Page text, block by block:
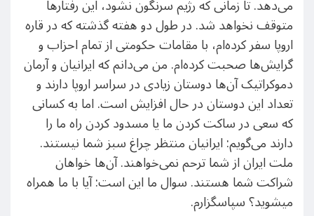
می‌دهد. تا زمانی که رژیم سرنگون نشود، این رفتارها
متوقف نخواهد شد. در طول دو هفته گذشته که در قاره
اروپا سفر کرده‌ام، با مقامات حکومتی از تمام احزاب و
گرایش‌ها صحبت کرده‌ام. من می‌دانم که ایرانیان و آرمان
دموکراتیک آن‌ها دوستان زیادی در سراسر اروپا دارند و
تعداد این دوستان در حال افزایش است. اما به کسانی
که سعی در ساکت کردن ما یا مسدود کردن راه ما را
دارند می‌گویم: ایرانیان منتظر چراغ سبز شما نیستند.
ملت ایران از شما ترحم نمی‌خواهند. آن‌ها خواهان
شراکت شما هستند. سوال ما این است: آیا با ما همراه
می​شوید؟ سپاسگزارم.